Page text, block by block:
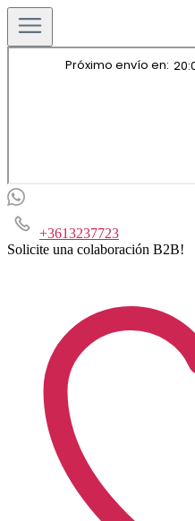
+3613237723
Solicite una colaboración B2B!